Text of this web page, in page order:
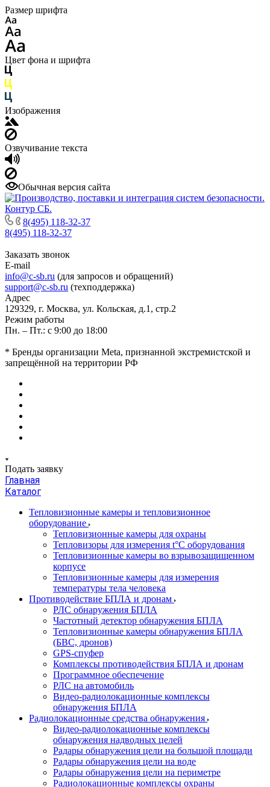
Размер шрифта
Цвет фона и шрифта
Изображения
Озвучивание текста
Обычная версия сайта
8(495) 118-32-37
8(495) 118-32-37
Заказать звонок
E-mail
info@c-sb.ru (для запросов и обращений)
support@c-sb.ru (техподдержка)
Адрес
129329, г. Москва, ул. Кольская, д.1, стр.2
Режим работы
Пн. – Пт.: с 9:00 до 18:00
* Бренды организации Meta, признанной экстремистской и
запрещённой на территории РФ
Подать заявку
Главная
Каталог
Тепловизионные камеры и тепловизионное
оборудование
Тепловизионные камеры для охраны
Тепловизоры для измерения t°С оборудования
Тепловизионные камеры во взрывозащищенном
корпусе
Тепловизионные камеры для измерения
температуры тела человека
Противодействие БПЛА и дронам
РЛС обнаружения БПЛА
Частотный детектор обнаружения БПЛА
Тепловизионные камеры обнаружения БПЛА
(БВС, дронов)
GPS-спуфер
Комплексы противодействия БПЛА и дронам
Программное обеспечение
РЛС на автомобиль
Видео-радиолокационные комплексы
обнаружения БПЛА
Радиолокационные средства обнаружения
Видео-радиолокационные комплексы
обнаружения надводных целей
Радары обнаружения цели на большой площади
Радары обнаружения цели на воде
Радары обнаружения цели на периметре
Радиолокационные комплексы охраны